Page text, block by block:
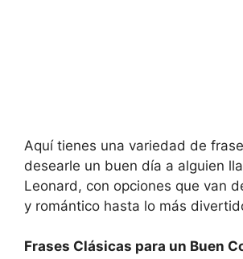
Aquí tienes una variedad de
desearle un buen día a alguien
Leonard, con opciones que van
y romántico hasta lo más
Frases Clásicas para un Buen